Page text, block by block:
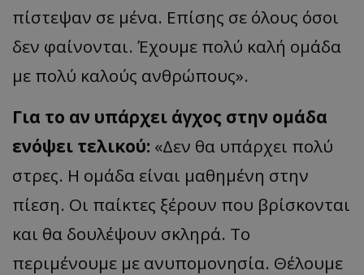
πίστεψαν σε μένα. Επίσης σε όλους όσοι
δεν φαίνονται. Έχουμε πολύ καλή ομάδα
με πολύ καλούς ανθρώπους».
Για το αν υπάρχει άγχος στην ομάδα
ενόψει τελικού: «Δεν θα υπάρχει πολύ
στρες. Η ομάδα είναι μαθημένη στην
πίεση. Οι παίκτες ξέρουν που βρίσκονται
και θα δουλέψουν σκληρά. Το
περιμένουμε με ανυπομονησία. Θέλουμε